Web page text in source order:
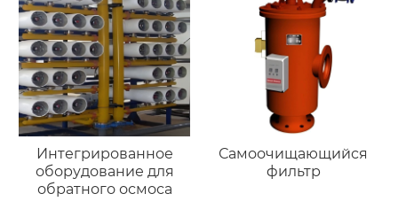
Интегрированное
оборудование для
обратного осмоса
Самоочищающийся
фильтр